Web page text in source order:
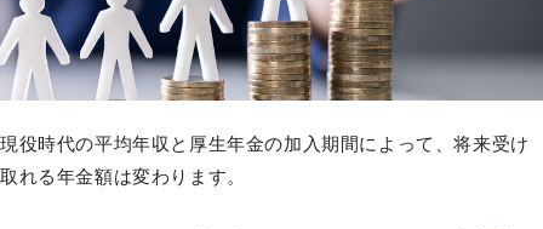
現役時代の平均年収と厚生年金の加入期間によって、将来受け
取れる年金額は変わります。